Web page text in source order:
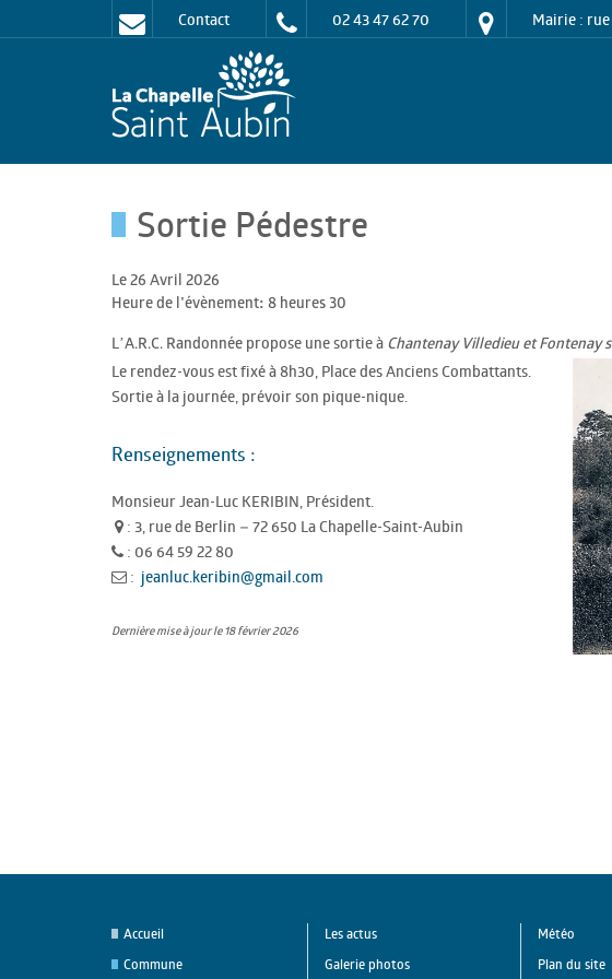
Contact 02 43 47 62 70 Mairie : rue
Sortie Pédestre
Le 26 Avril 2026
Heure de l'évènement: 8 heures 30
L’A.R.C. Randonnée propose une sortie à Chantenay Villedieu et Fontenay
Le rendez-vous est fixé à 8h30, Place des Anciens Combattants.
Sortie à la journée, prévoir son pique-nique.
Renseignements :
Monsieur Jean-Luc KERIBIN, Président.
: 3, rue de Berlin – 72 650 La Chapelle-Saint-Aubin
: 06 64 59 22 80
: jeanluc.keribin@gmail.com
Dernière mise à jour le 18 février 2026
Accueil
Commune
Les actus
Galerie photos
Météo
Plan du site